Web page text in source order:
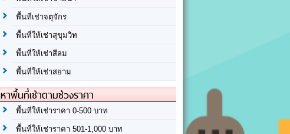
พื้นที่เช่าจตุจักร
พื้นที่ให้เช่าสุขุมวิท
พื้นที่ให้เช่าสีลม
พื้นที่ให้เช่าสยาม
หาพื้นที่เช่าตามช่วงราคา
พื้นที่ให้เช่าราคา 0-500 บาท
พื้นที่ให้เช่าราคา 501-1,000 บาท